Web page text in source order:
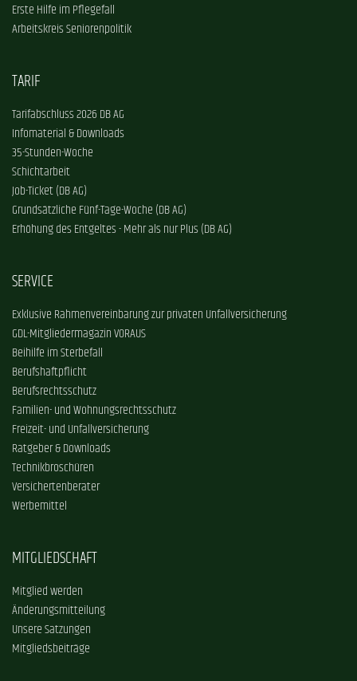
Erste Hilfe im Pflegefall
Arbeitskreis Seniorenpolitik
TARIF
Tarifabschluss 2026 DB AG
Infomaterial & Downloads
35-Stunden-Woche
Schichtarbeit
Job-Ticket (DB AG)
Grundsätzliche Fünf-Tage-Woche (DB AG)
Erhöhung des Entgeltes - Mehr als nur Plus (DB AG)
SERVICE
Exklusive Rahmenvereinbarung zur privaten Unfallversicherung
GDL-Mitgliedermagazin VORAUS
Beihilfe im Sterbefall
Berufshaftpflicht
Berufsrechtsschutz
Familien- und Wohnungsrechtsschutz
Freizeit- und Unfallversicherung
Ratgeber & Downloads
Technikbroschüren
Versichertenberater
Werbemittel
MITGLIEDSCHAFT
Mitglied werden
Änderungsmitteilung
Unsere Satzungen
Mitgliedsbeiträge